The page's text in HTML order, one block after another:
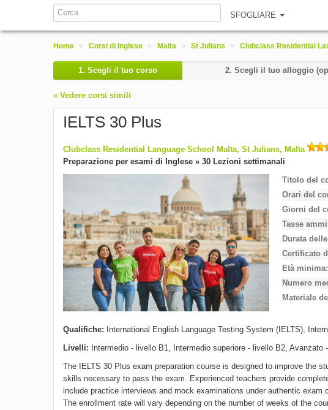
SFOGLIARE
Home > Corsi di Inglese > Malta > St Julians > Clubclass Residential
1. Scegli il tuo corso 2. Scegli il tuo alloggio
« Vedere corsi simili
IELTS 30 Plus
Clubclass Residential Language School Malta, St Julians, Malta
Preparazione per esami di Inglese » 30 Lezioni settimanali
Titolo del
Orari del
Giorni del
Tasse
Durata
Certificato
Età minima
Numero
Materiale
Qualifiche: International English Language Testing System (IELTS),
Livelli: Intermedio - livello B1, Intermedio superiore - livello B2, Avanzato
The IELTS 30 Plus exam preparation course is designed to improve the
skills necessary to pass the exam. Experienced teachers provide
include practice interviews and mock examinations under authentic exam
The enrollment rate will vary depending on the number of weeks of the